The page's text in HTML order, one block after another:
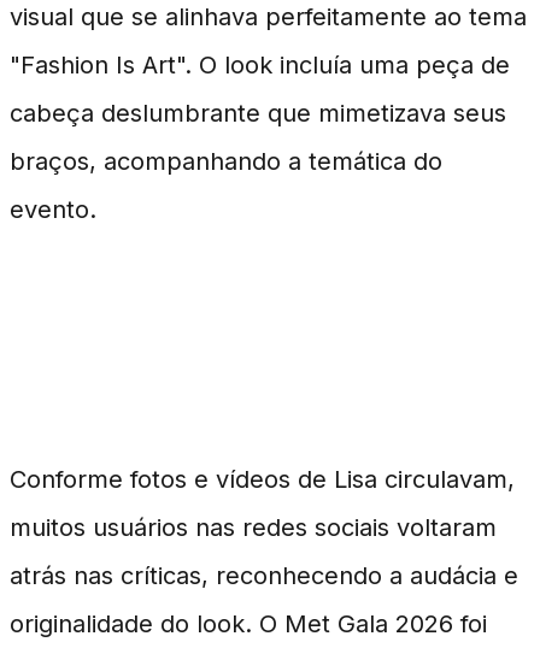
visual que se alinhava perfeitamente ao tema
"Fashion Is Art". O look incluía uma peça de
cabeça deslumbrante que mimetizava seus
braços, acompanhando a temática do
evento.
Conforme fotos e vídeos de Lisa circulavam,
muitos usuários nas redes sociais voltaram
atrás nas críticas, reconhecendo a audácia e
originalidade do look. O Met Gala 2026 foi